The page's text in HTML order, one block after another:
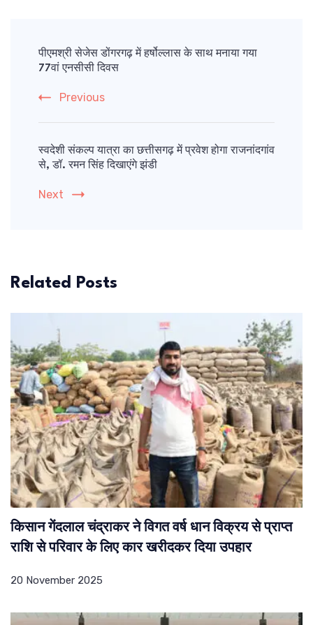
Navigation
पीएमश्री सेजेस डोंगरगढ़ में हर्षोल्लास के साथ मनाया गया
77वां एनसीसी दिवस
Previous
स्वदेशी संकल्प यात्रा का छत्तीसगढ़ में प्रवेश होगा राजनांदगांव
से, डॉ. रमन सिंह दिखाएंगे झंडी
Next
Related Posts
किसान गेंदलाल चंद्राकर ने विगत वर्ष धान विक्रय से प्राप्त
राशि से परिवार के लिए कार खरीदकर दिया उपहार
20 November 2025